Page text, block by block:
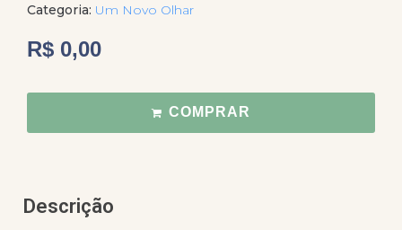
Categoria: Um Novo Olhar
R$ 0,00
COMPRAR
Descrição